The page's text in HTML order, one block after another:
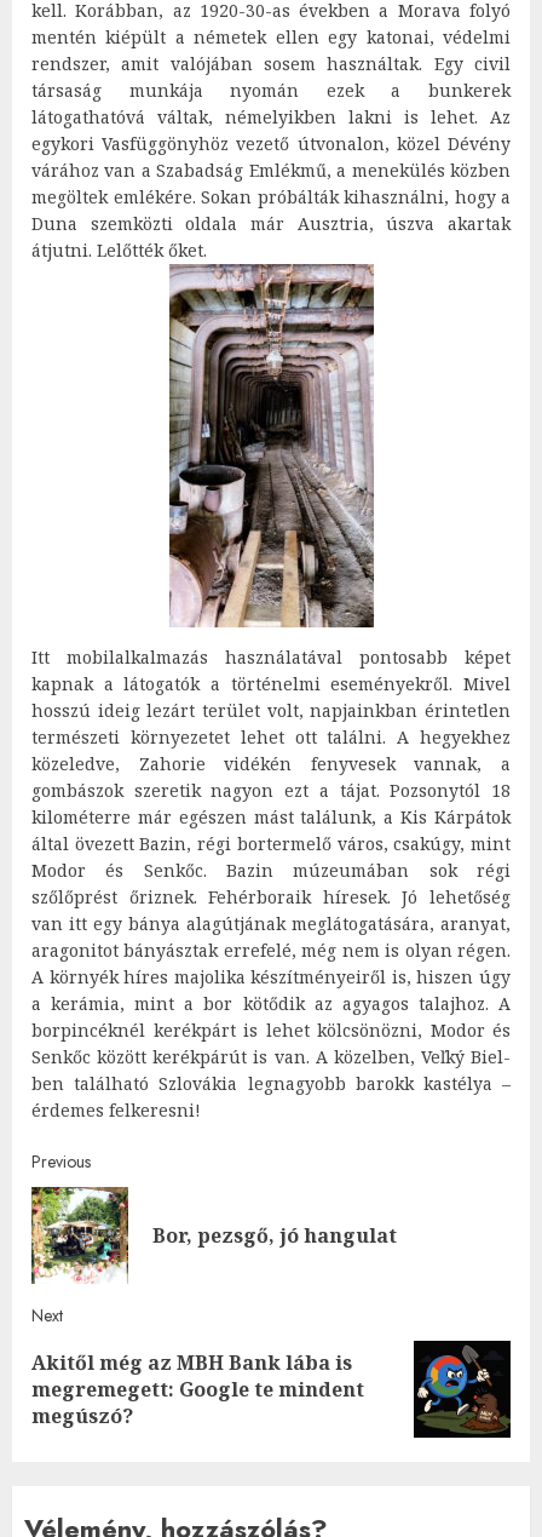
kell. Korábban, az 1920-30-as években a Morava folyó
mentén kiépült a németek ellen egy katonai, védelmi
rendszer, amit valójában sosem használtak. Egy civil
társaság munkája nyomán ezek a bunkerek
látogathatóvá váltak, némelyikben lakni is lehet. Az
egykori Vasfüggönyhöz vezető útvonalon, közel Dévény
várához van a Szabadság Emlékmű, a menekülés közben
megöltek emlékére. Sokan próbálták kihasználni, hogy a
Duna szemközti oldala már Ausztria, úszva akartak
átjutni. Lelőtték őket.
Itt mobilalkalmazás használatával pontosabb képet
kapnak a látogatók a történelmi eseményekről. Mivel
hosszú ideig lezárt terület volt, napjainkban érintetlen
természeti környezetet lehet ott találni. A hegyekhez
közeledve, Zahorie vidékén fenyvesek vannak, a
gombászok szeretik nagyon ezt a tájat. Pozsonytól 18
kilométerre már egészen mást találunk, a Kis Kárpátok
által övezett Bazin, régi bortermelő város, csakúgy, mint
Modor és Senkőc. Bazin múzeumában sok régi
szőlőprést őriznek. Fehérboraik híresek. Jó lehetőség
van itt egy bánya alagútjának meglátogatására, aranyat,
aragonitot bányásztak errefelé, még nem is olyan régen.
A környék híres majolika készítményeiről is, hiszen úgy
a kerámia, mint a bor kötődik az agyagos talajhoz. A
borpincéknél kerékpárt is lehet kölcsönözni, Modor és
Senkőc között kerékpárút is van. A közelben, Veľký Biel-
ben található Szlovákia legnagyobb barokk kastélya –
érdemes felkeresni!
Post
navigation
Previous
Bor, pezsgő, jó hangulat
Next
Next
post:
Akitől még az MBH Bank lába is
megremegett: Google te mindent
megúszó?
Vélemény, hozzászólás?